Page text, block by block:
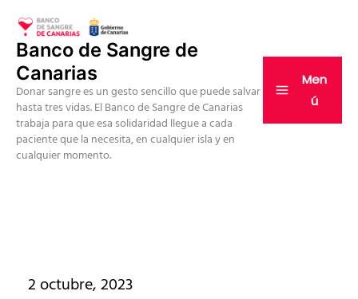
contenido
Banco de Sangre de
Canarias
Donar sangre es un gesto sencillo que puede salvar
hasta tres vidas. El Banco de Sangre de Canarias
trabaja para que esa solidaridad llegue a cada
paciente que la necesita, en cualquier isla y en
cualquier momento.
Men
ú
2 octubre, 2023